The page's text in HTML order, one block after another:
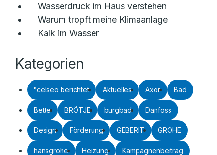
Wasserdruck im Haus verstehen
Warum tropft meine Klimaanlage
Kalk im Wasser
Kategorien
°celseo berichtet Aktuelles Axor Bad
Bette BRÖTJE burgbad Danfoss
Design Förderung GEBERIT GROHE
hansgrohe Heizung Kampagnenbeitrag